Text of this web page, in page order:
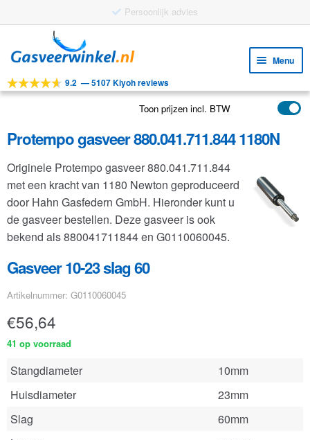
Gratis verzending vanaf €25
door
navigatie
naar
inhoud
Menu
Tools
Toepassingen
Klantenservice
FAQ
9.2 —5107 Kiyoh reviews
Toon prijzen incl. BTW
Protempo gasveer 880.041.711.844 1180N
Originele Protempo gasveer 880.041.711.844
met een kracht van 1180 Newton geproduceerd
door Hahn Gasfedern GmbH. Hieronder kunt u
de gasveer bestellen. Deze gasveer is ook
bekend als 880041711844 en G0110060045.
Gasveer 10-23 slag 60
Artikelnummer: G0110060045
€56,64
41 op voorraad
Stangdiameter
10mm
Huisdiameter
23mm
Slag
60mm